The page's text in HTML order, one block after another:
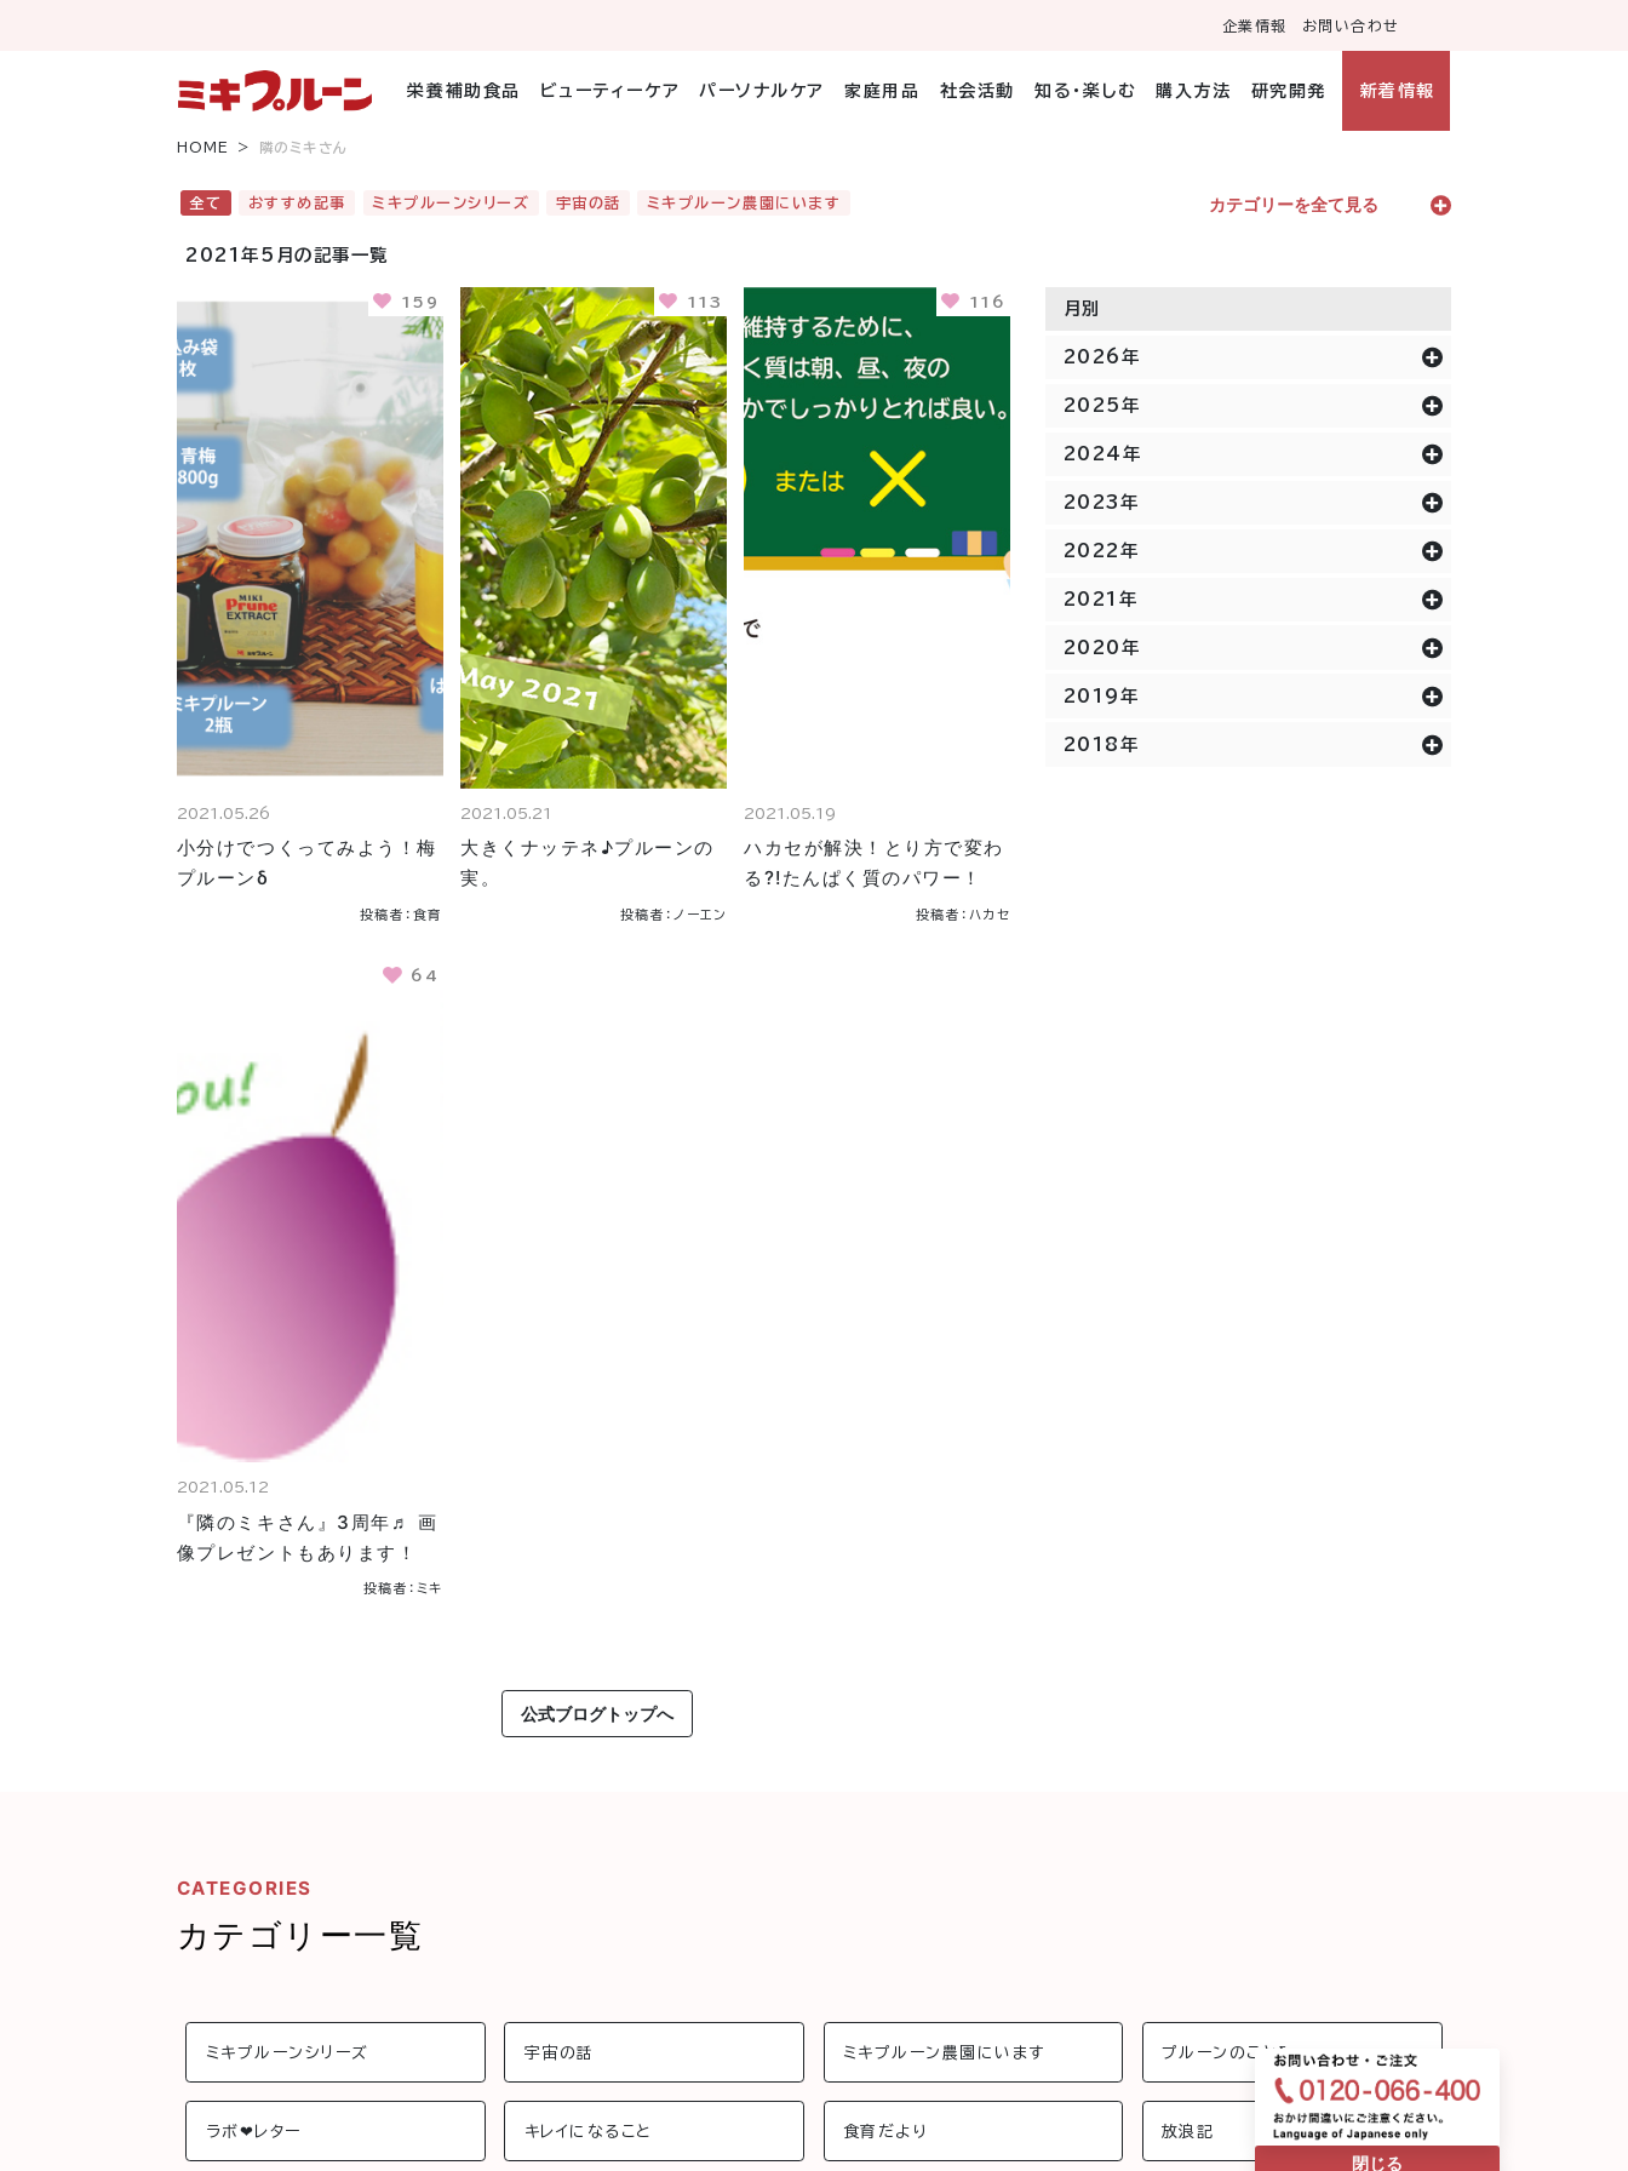
企業情報 お問い合わせ
栄養補助食品 ビューティーケア パーソナルケア 家庭用品 社会活動 知る・楽しむ 購入方法 研究開発 新着情報
HOME 隣のミキさん
全て おすすめ記事 ミキプルーンシリーズ 宇宙の話 ミキプルーン農園にいます カテゴリーを全て見る
2021年5月の記事一覧
159
2021.05.26
小分けでつくってみよう！梅
プルーンδ
投稿者：食育
113
2021.05.21
大きくナッテネ♪プルーンの
実。
投稿者：ノーエン
116
2021.05.19
ハカセが解決！とり方で変わ
る?!たんぱく質のパワー！
投稿者：ハカセ
64
2021.05.12
『隣のミキさん』3周年♬ 画
像プレゼントもあります！
投稿者：ミキ
公式ブログトップへ
月別
2026年
2025年
2024年
2023年
2022年
2021年
2020年
2019年
2018年
CATEGORIES
カテゴリー一覧
ミキプルーンシリーズ 宇宙の話 ミキプルーン農園にいます プルーンのことδ
ラボ❤︎レター キレイになること 食育だより 放浪記
閉じる